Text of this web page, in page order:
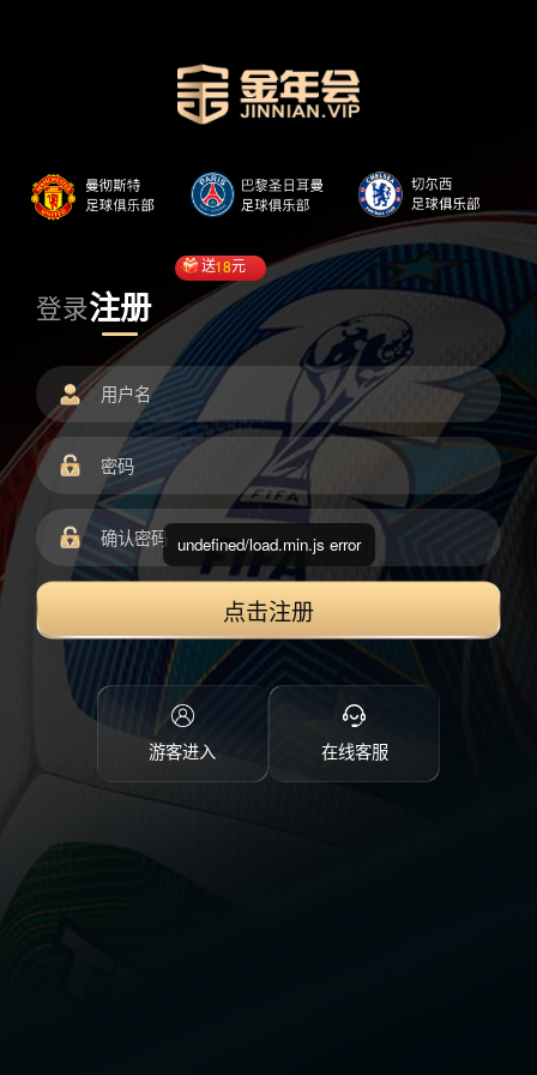
登录注册
送18元
点击注册
游客进入 在线客服
undefined/load.min.js error